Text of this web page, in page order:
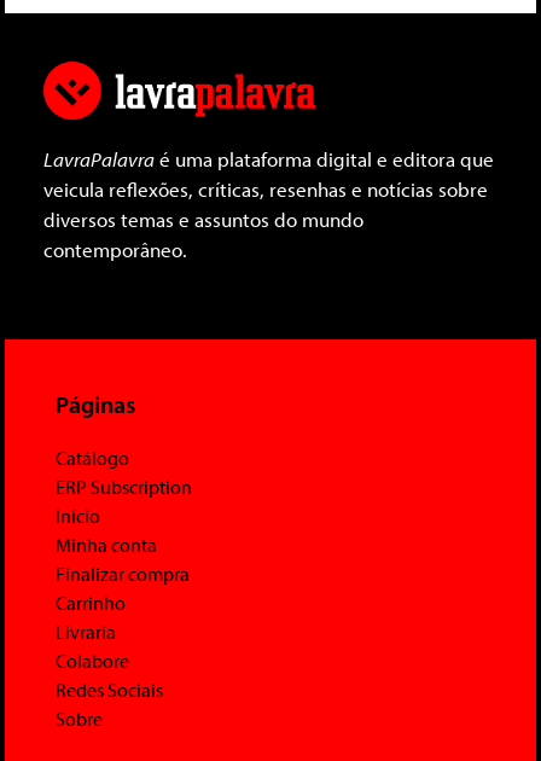
LavraPalavraé uma plataforma digital e editora que
veicula reflexões, críticas, resenhas e notícias sobre
diversos temas e assuntos do mundo
contemporâneo.
Páginas
Catálogo
ERP Subscription
Início
Minha conta
Finalizar compra
Carrinho
Livraria
Colabore
Redes Sociais
Sobre